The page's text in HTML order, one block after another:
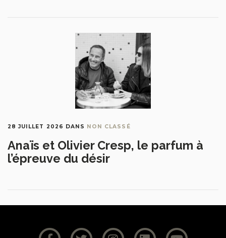
28 JUILLET 2026 DANS NON CLASSÉ
Anaïs et Olivier Cresp, le parfum à
l’épreuve du désir